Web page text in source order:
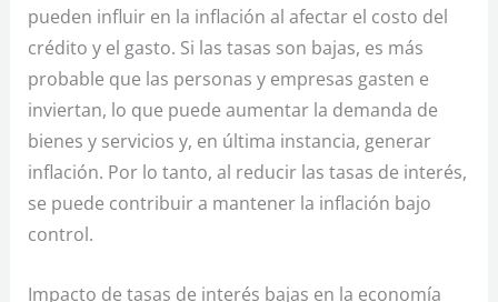
pueden influir en la inflación al afectar el costo del
crédito y el gasto. Si las tasas son bajas, es más
probable que las personas y empresas gasten e
inviertan, lo que puede aumentar la demanda de
bienes y servicios y, en última instancia, generar
inflación. Por lo tanto, al reducir las tasas de interés,
se puede contribuir a mantener la inflación bajo
control.
Impacto de tasas de interés bajas en la economía